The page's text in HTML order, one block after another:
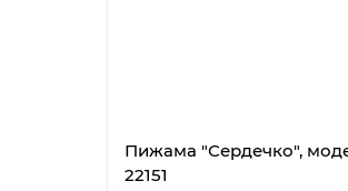
Пижама "Сердечко",
22151